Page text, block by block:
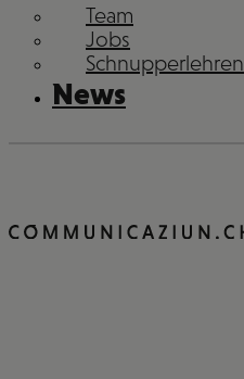
Team
Jobs
Schnupperlehren
News